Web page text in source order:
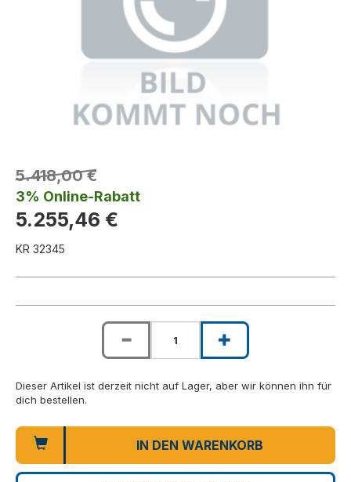
5.418,00 €
3% Online-Rabatt
5.255,46 €
KR 32345
Dieser Artikel ist derzeit nicht auf Lager, aber wir können ihn für
dich bestellen.
IN DEN WARENKORB